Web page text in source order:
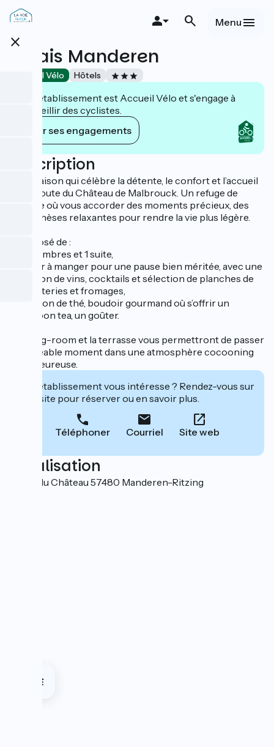
Aller
au
principal
close
Menu
Relais Manderen
Accueil Vélo Hôtels
Cet établissement est Accueil Vélo et s'engage à
accueillir des cyclistes.
Voir ses engagements
Description
Une maison qui célèbre la détente, le confort et l’accueil
sur la route du Château de Malbrouck. Un refuge de
charme où vous accorder des moments précieux, des
parenthèses relaxantes pour rendre la vie plus légère.
Composé de :
- 11 chambres et 1 suite,
- un bar à manger pour une pause bien méritée, avec une
sélection de vins, cocktails et sélection de planches de
charcuteries et fromages,
- un salon de thé, boudoir gourmand où s’offrir un
afternoon tea, un goûter.
Le living-room et la terrasse vous permettront de passer
un agréable moment dans une atmosphère cocooning
et chaleureuse.
Cet établissement vous intéresse ? Rendez-vous sur
leur site pour réserver ou en savoir plus.
Téléphoner Courriel Site web
Localisation
15 rue du Château 57480 Manderen-Ritzing